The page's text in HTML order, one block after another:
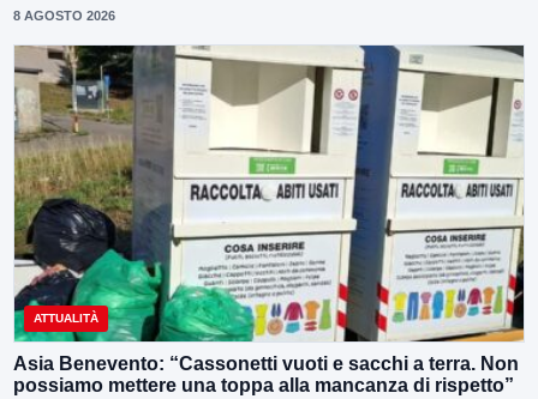
8 AGOSTO 2026
ATTUALITÀ
Asia Benevento: “Cassonetti vuoti e sacchi a terra. Non
possiamo mettere una toppa alla mancanza di rispetto”